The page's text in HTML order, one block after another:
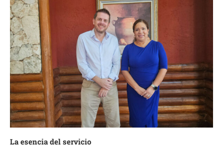
La esencia del servicio